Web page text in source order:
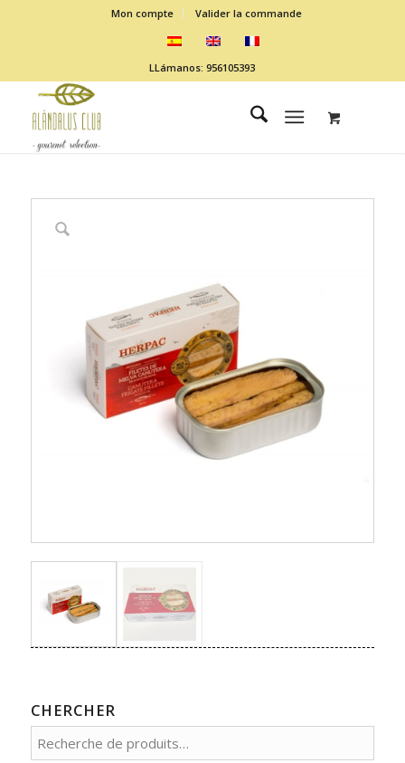
Mon compte Valider la commande
LLámanos: 956105393
CHERCHER